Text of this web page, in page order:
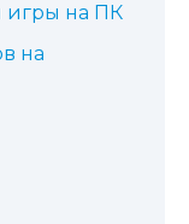
игры на ПК
на